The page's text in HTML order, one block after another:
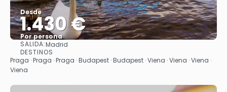
Desde
1.430 €
Por persona
SALIDA:Madrid
DESTINOS
Praga · Praga · Praga · Budapest · Budapest · Viena · Viena · Viena ·
Viena